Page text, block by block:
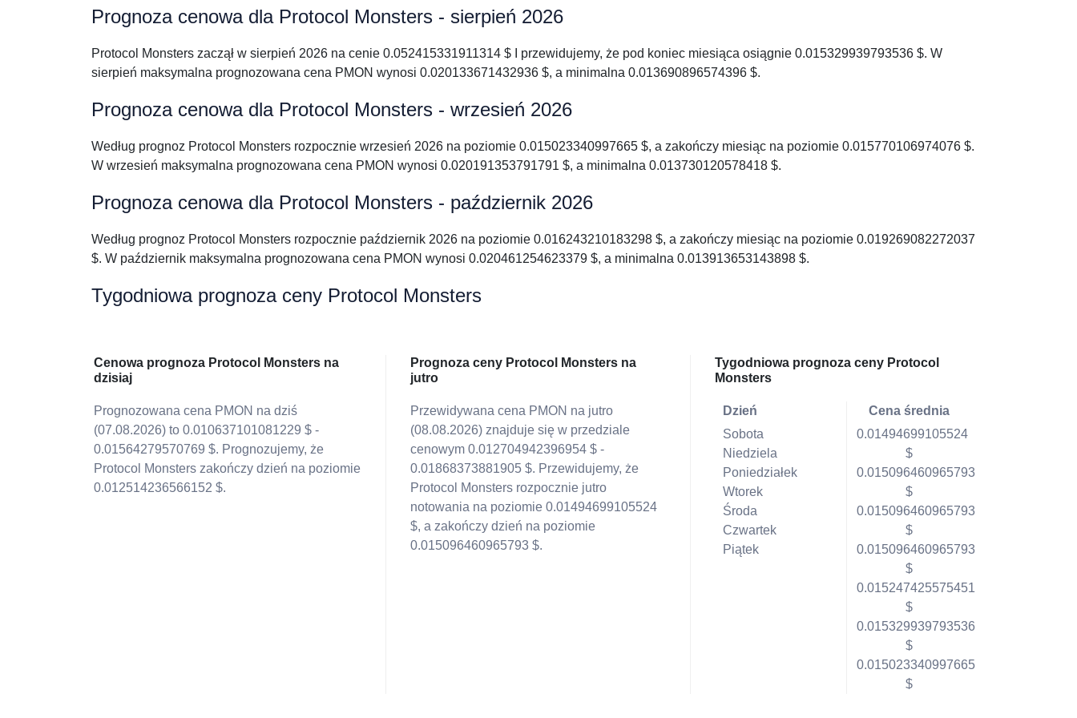
Prognoza cenowa dla Protocol Monsters - sierpień 2026
Protocol Monsters zaczął w sierpień 2026 na cenie 0.052415331911314 $ I przewidujemy, że pod koniec miesiąca osiągnie 0.015329939793536 $. W
sierpień maksymalna prognozowana cena PMON wynosi 0.020133671432936 $, a minimalna 0.013690896574396 $.
Prognoza cenowa dla Protocol Monsters - wrzesień 2026
Według prognoz Protocol Monsters rozpocznie wrzesień 2026 na poziomie 0.015023340997665 $, a zakończy miesiąc na poziomie 0.015770106974076 $.
W wrzesień maksymalna prognozowana cena PMON wynosi 0.020191353791791 $, a minimalna 0.013730120578418 $.
Prognoza cenowa dla Protocol Monsters - październik 2026
Według prognoz Protocol Monsters rozpocznie październik 2026 na poziomie 0.016243210183298 $, a zakończy miesiąc na poziomie 0.019269082272037
$. W październik maksymalna prognozowana cena PMON wynosi 0.020461254623379 $, a minimalna 0.013913653143898 $.
Tygodniowa prognoza ceny Protocol Monsters
Cenowa prognoza Protocol Monsters na
dzisiaj
Prognozowana cena PMON na dziś
(07.08.2026) to 0.010637101081229 $ -
0.01564279570769 $. Prognozujemy, że
Protocol Monsters zakończy dzień na poziomie
0.012514236566152 $.
Prognoza ceny Protocol Monsters na
jutro
Przewidywana cena PMON na jutro
(08.08.2026) znajduje się w przedziale
cenowym 0.012704942396954 $ -
0.01868373881905 $. Przewidujemy, że
Protocol Monsters rozpocznie jutro
notowania na poziomie 0.01494699105524
$, a zakończy dzień na poziomie
0.015096460965793 $.
Tygodniowa prognoza ceny Protocol
Monsters
Dzień
Sobota
Niedziela
Poniedziałek
Wtorek
Środa
Czwartek
Piątek
Cena średnia
0.01494699105524
$
0.015096460965793
$
0.015096460965793
$
0.015096460965793
$
0.015247425575451
$
0.015329939793536
$
0.015023340997665
$